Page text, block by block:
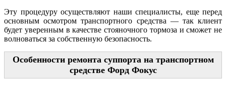
Эту процедуру осуществляют наши специалисты, еще перед
основным осмотром транспортного средства — так клиент
будет уверенным в качестве стояночного тормоза и сможет не
волноваться за собственную безопасность.
Особенности ремонта суппорта на транспортном
средстве Форд Фокус